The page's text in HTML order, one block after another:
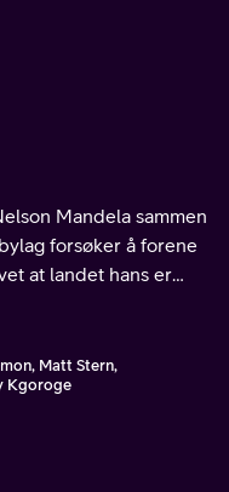
Mandela sammen
forsøker å forene
at landet hans er
Matt Stern,
Kgoroge